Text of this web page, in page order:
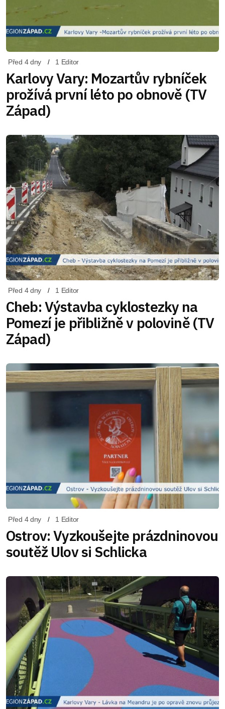
Před 4 dny 1 Editor
Karlovy Vary: Mozartův rybníček
prožívá první léto po obnově (TV
Západ)
Před 4 dny 1 Editor
Cheb: Výstavba cyklostezky na
Pomezí je přibližně v polovině (TV
Západ)
Před 4 dny 1 Editor
Ostrov: Vyzkoušejte prázdninovou
soutěž Ulov si Schlicka